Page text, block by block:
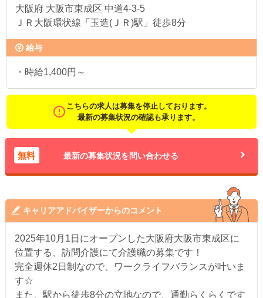
大阪府 大阪市東成区 中道4‐3‐5
ＪＲ大阪環状線「玉造(ＪＲ)駅」徒歩8分
給与
・時給1,400円～
こちらの求人は募集を停止しております。
最新の募集状況の確認も承ります。
無料 最新の募集状況を問い合わせる
キャリアアドバイザーからのコメント
2025年10月1日にオープンした大阪府大阪市東成区に
位置する、訪問介護にて介護職の募集です！
完全週休2日制なので、ワークライフバランスが叶いま
す☆
また、駅から徒歩8分の立地なので、通勤らくらくです